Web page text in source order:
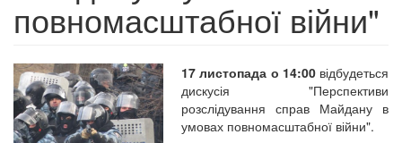
повномасштабної війни"
17 листопада о 14:00відбудеться
дискусія "Перспективи
розслідування справ Майдану в
умовах повномасштабної війни".